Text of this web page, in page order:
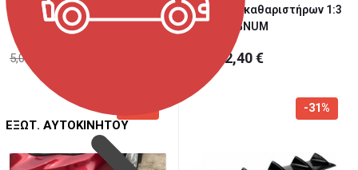
ΕΞΩΤ. ΑΥΤΟΚΙΝΗΤΟΥ
Σκίαστρα για πλαϊνά
παράθυρα 2 τεμάχια
5,00 €
Υγρό υαλοκαθαριστήρων 1:3
- 1L - MAGNUM
2,40 €
-31%